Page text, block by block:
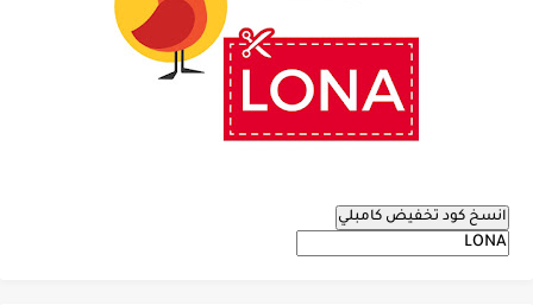
انسخ كود تخفيض كامبلي